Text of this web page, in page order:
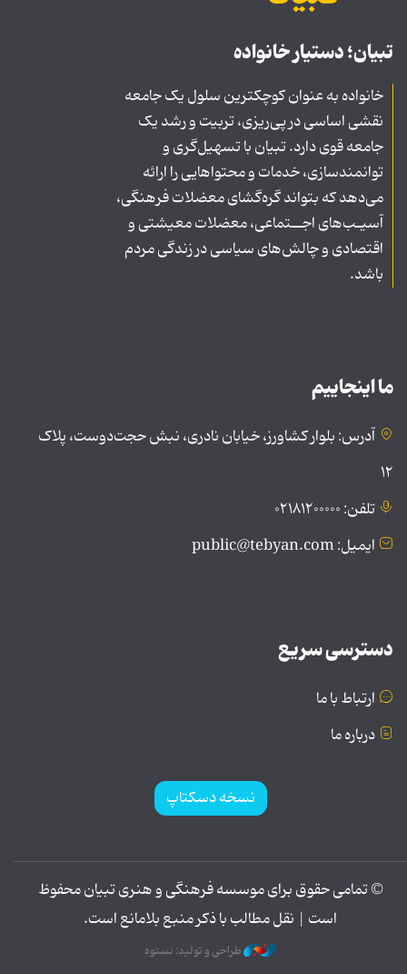
تبیان؛ دستیار خانواده
خانواده به عنوان کوچکترین سلول یک جامعه
نقشی اساسی در پی‌ریزی، تربیت و رشد یک
جامعه قوی دارد. تبیان با تسهیل‌گری و
توانمندسازی، خدمات و محتواهایی را ارائه
می‌دهد که بتواند گره‌گشای معضلات فرهنگی،
آسیـب‌های اجــتماعی، معضلات معیشتی و
اقتصادی و چالش‌های سیاسی در زندگی مردم
باشد.
ما اینجاییم
آدرس: بلوار کشاورز، خیابان نادری، نبش حجت‌دوست، پلاک
۱۲
تلفن: ۰۲۱۸۱۲۰۰۰۰۰
ایمیل: public@tebyan.com
دسترسی سریع
ارتباط با ما
درباره ما
نسخه دسکتاپ
© تمامی حقوق برای موسسه فرهنگی و هنری تبیان محفوظ
است | نقل مطالب با ذکر منبع بلامانع است.
طراحی و تولید: نستوه